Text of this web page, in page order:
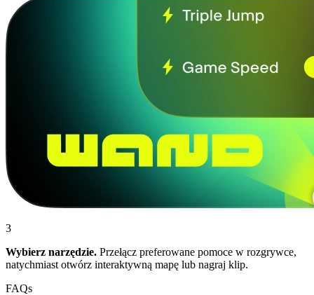
3
Wybierz narzędzie. Przełącz preferowane pomoce w rozgrywce,
natychmiast otwórz interaktywną mapę lub nagraj klip.
FAQs